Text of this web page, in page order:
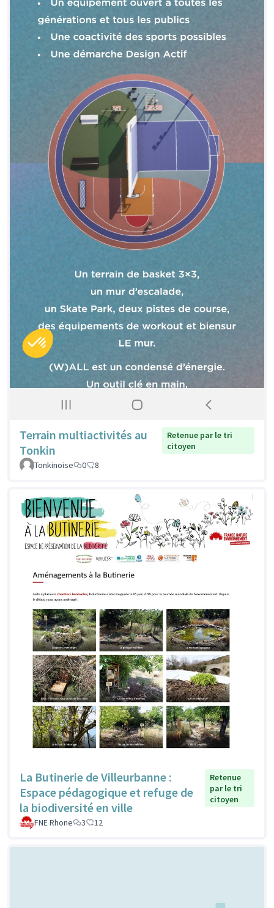
Terrain multiactivités au
Tonkin
Retenue par le tri
citoyen
Tonkinoise
0 8
La Butinerie de Villeurbanne :
Espace pédagogique et refuge de
la biodiversité en ville
Retenue
par le tri
citoyen
FNE Rhone 3 12